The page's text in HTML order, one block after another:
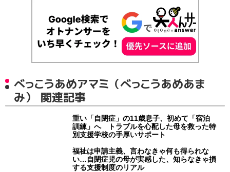
べっこうあめアマミ（べっこうあめあま
み） 関連記事
重い「自閉症」の11歳息子、初めて「宿泊
訓練」へ トラブルを心配した母を救った特
別支援学校の手厚いサポート
福祉は申請主義、言わなきゃ何も得られな
い…自閉症児の母が実感した、知らなきゃ損
する支援制度のリアル